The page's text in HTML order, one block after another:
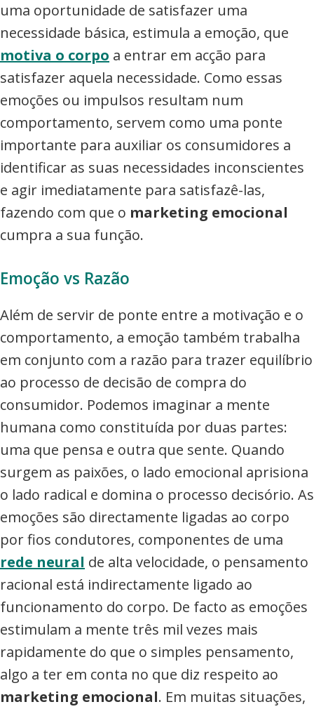
uma oportunidade de satisfazer uma
necessidade básica, estimula a emoção, que
motiva o corpo a entrar em acção para
satisfazer aquela necessidade. Como essas
emoções ou impulsos resultam num
comportamento, servem como uma ponte
importante para auxiliar os consumidores a
identificar as suas necessidades inconscientes
e agir imediatamente para satisfazê-las,
fazendo com que o marketing emocional
cumpra a sua função.
Emoção vs Razão
Além de servir de ponte entre a motivação e o
comportamento, a emoção também trabalha
em conjunto com a razão para trazer equilíbrio
ao processo de decisão de compra do
consumidor. Podemos imaginar a mente
humana como constituída por duas partes:
uma que pensa e outra que sente. Quando
surgem as paixões, o lado emocional aprisiona
o lado radical e domina o processo decisório. As
emoções são directamente ligadas ao corpo
por fios condutores, componentes de uma
rede neural de alta velocidade, o pensamento
racional está indirectamente ligado ao
funcionamento do corpo. De facto as emoções
estimulam a mente três mil vezes mais
rapidamente do que o simples pensamento,
algo a ter em conta no que diz respeito ao
marketing emocional. Em muitas situações,